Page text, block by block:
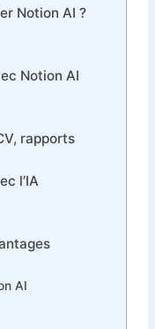
Notion AI ?
Notion AI
rapports
l’IA
AI